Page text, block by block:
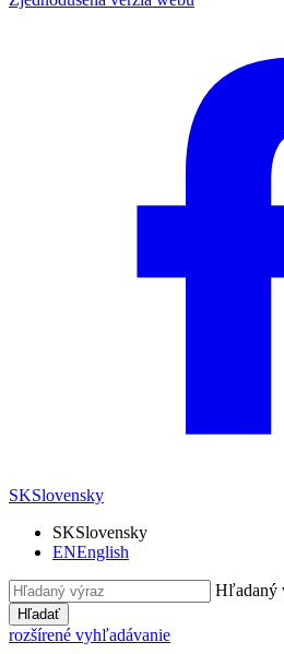
SKSlovensky
SKSlovensky
ENEnglish
Hľadaný
Hľadať
rozšírené vyhľadávanie